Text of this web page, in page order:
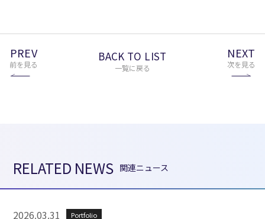
PREV
前を見る
BACK TO LIST
一覧に戻る
NEXT
次を見る
RELATED NEWS 関連ニュース
2026.03.31 Portfolio